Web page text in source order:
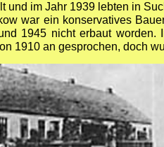
und im Jahr 1939 lebten in
war ein konservatives
1945 nicht erbaut
1910 an gesprochen, doch